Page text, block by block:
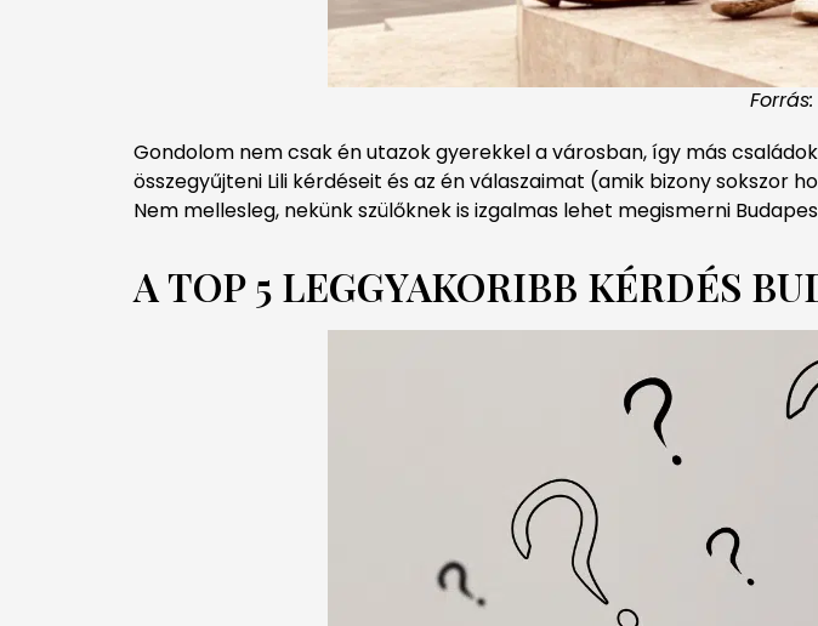
Gondolom nem csak én utazok gyerekkel a városban, így más
összegyűjteni Lili kérdéseit és az én válaszaimat (amik bizony sokszor
Nem mellesleg, nekünk szülőknek is izgalmas lehet megismerni
A TOP 5 LEGGYAKORIBB KÉRDÉS